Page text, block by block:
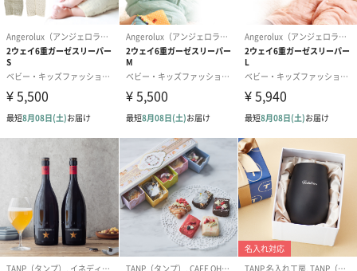
重ガーゼ生地は、使うほどに空気を含みやわらかさを増します。
この空気の層は、横糸の太さを変えることによって生まれます
が、糸の太さが異なる織りは、糸調整が難しいため技術を要しま
す。
吸水性と保温性に優れた素材感
暑いときには、素早く汗を吸い取り発散させるので涼しく、寒い
ときには、ガーゼの間に空気を含むのであたたかい、1年を通して
快適に使える素材です。
また、お洗濯を繰り返すことでよりふんわりと肌馴染みが良くな
ります。